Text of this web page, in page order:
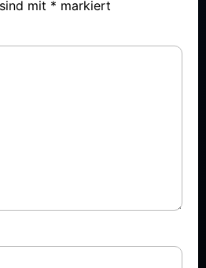
mit * markiert